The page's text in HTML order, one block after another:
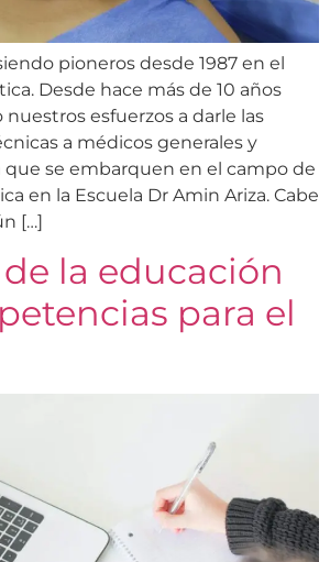
pioneros desde 1987 en el
Desde hace más de 10 años
esfuerzos a darle las
a médicos generales y
que se embarquen en el campo de
en la Escuela Dr Amin Ariza. Cabe
[…]
la educación
para el